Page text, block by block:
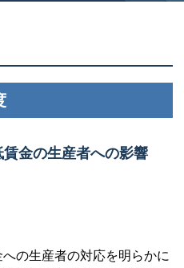
金の生産者への影響
の生産者の対応を明らかに